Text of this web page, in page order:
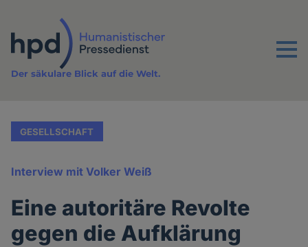
Inhalt
Menu
Der säkulare Blick auf die Welt.
GESELLSCHAFT
Interview mit Volker Weiß
Eine autoritäre Revolte
gegen die Aufklärung